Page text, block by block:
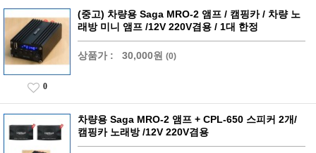
(중고) 차량용 Saga MRO-2 앰프 / 캠핑카 / 차량 노
래방 미니 앰프 /12V 220V겸용 / 1대 한정
상품가 : 30,000원 (0)
0
차량용 Saga MRO-2 앰프 + CPL-650 스피커 2개/
캠핑카 노래방 /12V 220V겸용